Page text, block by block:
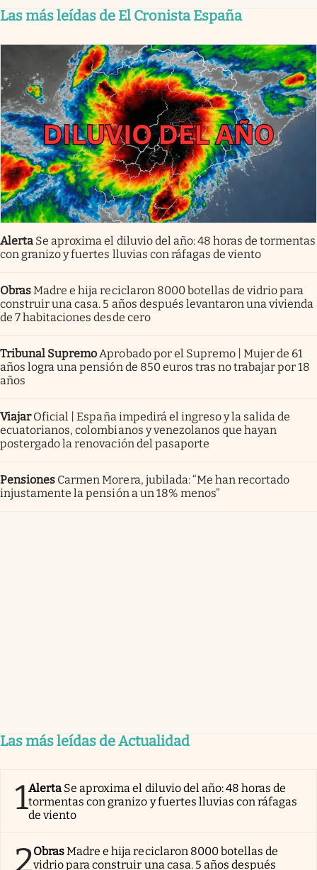
Las más leídas de El Cronista España
Alerta Se aproxima el diluvio del año: 48 horas de tormentas
con granizo y fuertes lluvias con ráfagas de viento
ObrasMadre e hija reciclaron 8000 botellas de vidrio para
construir una casa. 5 años después levantaron una vivienda
de 7 habitaciones desde cero
Tribunal Supremo Aprobado por el Supremo | Mujer de 61
años logra una pensión de 850 euros tras no trabajar por 18
años
Viajar Oficial | España impedirá el ingreso y la salida de
ecuatorianos, colombianos y venezolanos que hayan
postergado la renovación del pasaporte
Pensiones Carmen Morera, jubilada: “Me han recortado
injustamente la pensión a un 18% menos”
Las más leídas de Actualidad
1Alerta Se aproxima el diluvio del año: 48 horas de
tormentas con granizo y fuertes lluvias con ráfagas
de viento
2ObrasMadre e hija reciclaron 8000 botellas de
vidrio para construir una casa. 5 años después